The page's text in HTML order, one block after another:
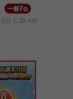
一般7位
日 6:38 AM